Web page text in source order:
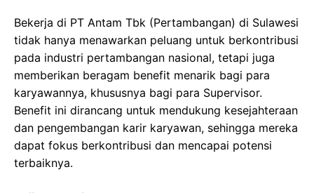
Bekerja di PT Antam Tbk (Pertambangan) di Sulawesi
tidak hanya menawarkan peluang untuk berkontribusi
pada industri pertambangan nasional, tetapi juga
memberikan beragam benefit menarik bagi para
karyawannya, khususnya bagi para Supervisor.
Benefit ini dirancang untuk mendukung kesejahteraan
dan pengembangan karir karyawan, sehingga mereka
dapat fokus berkontribusi dan mencapai potensi
terbaiknya.